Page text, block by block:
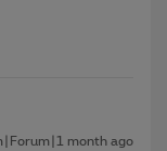
month ago